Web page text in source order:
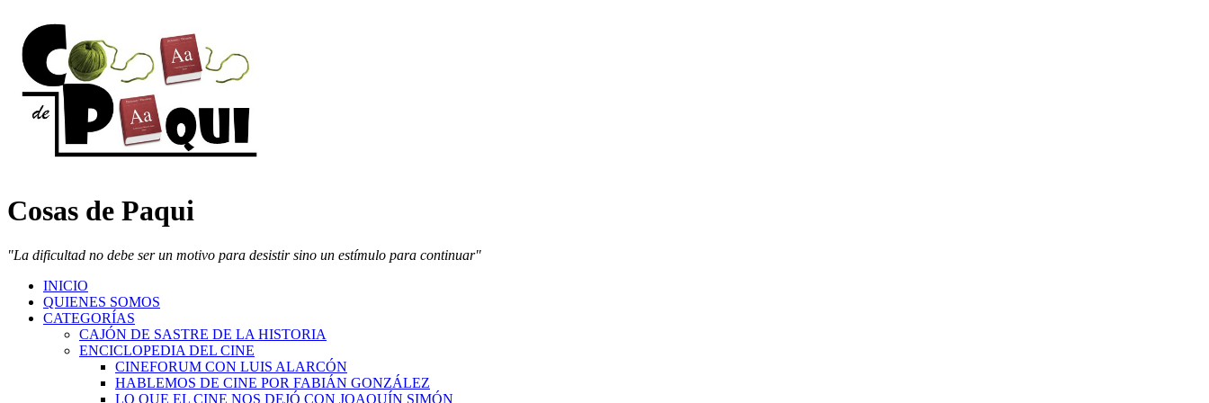
Cosas de Paqui
"La dificultad no debe ser un motivo para desistir sino un estímulo para continuar"
INICIO
QUIENES SOMOS
CATEGORÍAS
CAJÓN DE SASTRE DE LA HISTORIA
ENCICLOPEDIA DEL CINE
CINEFORUM CON LUIS ALARCÓN
HABLEMOS DE CINE POR FABIÁN GONZÁLEZ
LO QUE EL CINE NOS DEJÓ CON JOAQUÍN SIMÓN